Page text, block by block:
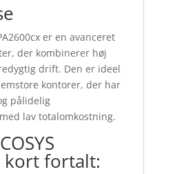
er en avanceret
der kombinerer høj
drift. Den er ideel
kontorer, der har
pålidelig
lav totalomkostning.
kort fortalt: